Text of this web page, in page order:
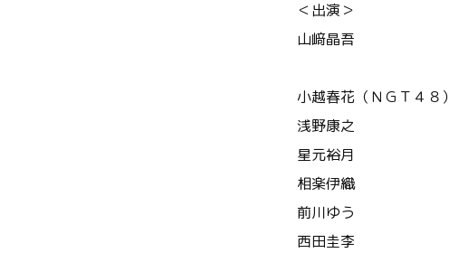
＜出演＞
山﨑晶吾
小越春花（ＮＧＴ４８）
浅野康之
星元裕月
相楽伊織
前川ゆう
西田圭李